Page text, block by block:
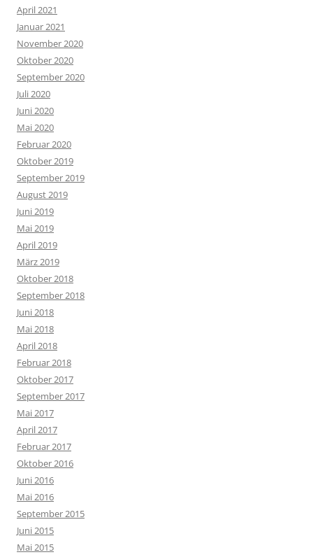
April 2021
Januar 2021
November 2020
Oktober 2020
September 2020
Juli 2020
Juni 2020
Mai 2020
Februar 2020
Oktober 2019
September 2019
August 2019
Juni 2019
Mai 2019
April 2019
März 2019
Oktober 2018
September 2018
Juni 2018
Mai 2018
April 2018
Februar 2018
Oktober 2017
September 2017
Mai 2017
April 2017
Februar 2017
Oktober 2016
Juni 2016
Mai 2016
September 2015
Juni 2015
Mai 2015